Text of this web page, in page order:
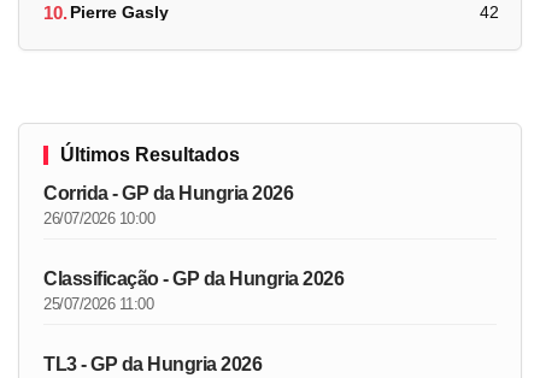
10.Pierre Gasly 42
Últimos Resultados
Corrida - GP da Hungria 2026
26/07/2026 10:00
Classificação - GP da Hungria 2026
25/07/2026 11:00
TL3 - GP da Hungria 2026